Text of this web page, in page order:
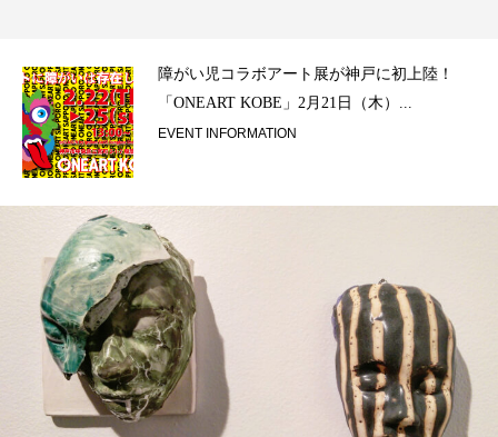
障がい児コラボアート展が神戸に初上陸！
「ONEART KOBE」2月21日（木）...
EVENT INFORMATION